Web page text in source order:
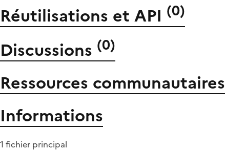
Réutilisations et API (0)
Discussions (0)
Ressources communautaires
Informations
1 fichier principal